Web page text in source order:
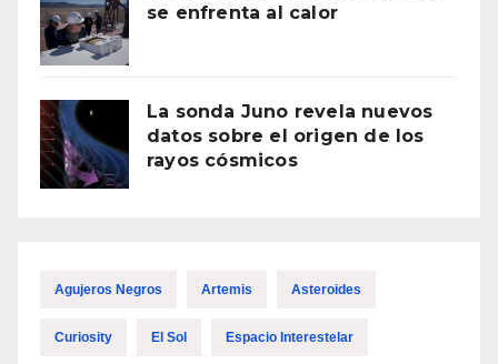
se enfrenta al calor
La sonda Juno revela nuevos
datos sobre el origen de los
rayos cósmicos
Agujeros Negros Artemis Asteroides
Curiosity El Sol Espacio Interestelar